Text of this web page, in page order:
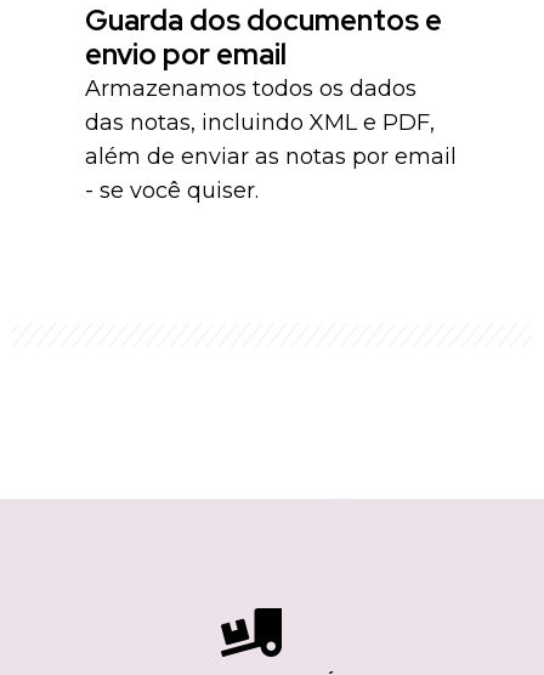
Guarda dos documentos e
envio por email
Armazenamos todos os dados
das notas, incluindo XML e PDF,
além de enviar as notas por email
- se você quiser.